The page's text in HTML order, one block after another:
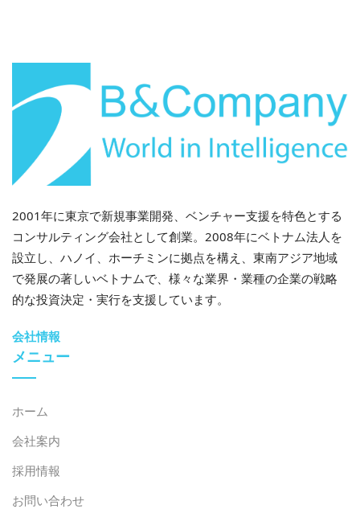
2001年に東京で新規事業開発、ベンチャー支援を特色とする
コンサルティング会社として創業。2008年にベトナム法人を
設立し、ハノイ、ホーチミンに拠点を構え、東南アジア地域
で発展の著しいベトナムで、様々な業界・業種の企業の戦略
的な投資決定・実行を支援しています。
会社情報
メニュー
ホーム
会社案内
採用情報
お問い合わせ